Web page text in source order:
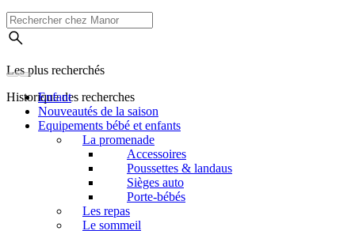
Les plus recherchés
Historique des recherches
Enfant
Nouveautés de la saison
Equipements bébé et enfants
La promenade
Accessoires
Poussettes & landaus
Sièges auto
Porte-bébés
Les repas
Le sommeil